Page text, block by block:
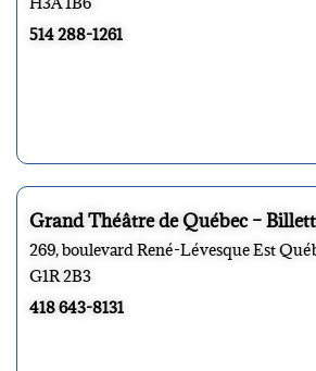
514 288-1261
Grand Théâtre de Québec –
269, boulevard René-Lévesque Est
G1R 2B3
418 643-8131